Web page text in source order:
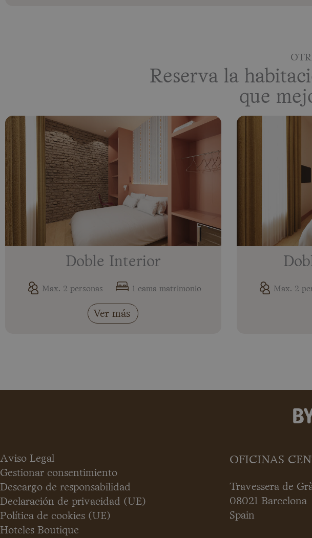
Reserva la
que
Doble Interior
Max. 2 personas 1 cama matrimonio
Ver más
Max. 2
Aviso Legal
Gestionar consentimiento
Descargo de responsabilidad
Declaración de privacidad (UE)
Política de cookies (UE)
Hoteles Boutique
OFICINAS
Travessera de
08021 Barcelona
Spain